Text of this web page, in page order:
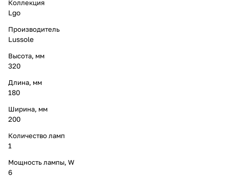
Коллекция
Lgo
Производитель
Lussole
Высота, мм
320
Длина, мм
180
Ширина, мм
200
Количество ламп
1
Мощность лампы, W
6